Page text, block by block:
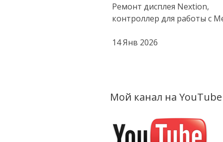
Ремонт дисплея Nextion,
контроллер для работы с
14 Янв 2026
Мой канал на YouTube